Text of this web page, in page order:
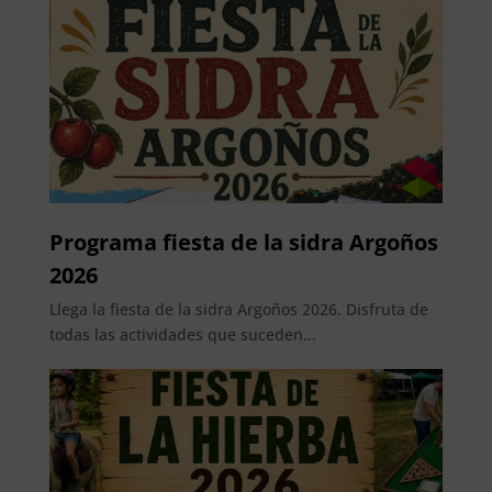
Programa fiesta de la sidra Argoños
2026
Llega la fiesta de la sidra Argoños 2026. Disfruta de
todas las actividades que suceden...